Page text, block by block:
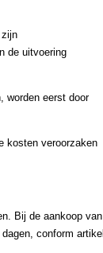
de uitvoering
worden eerst door
kosten veroorzaken
Bij de aankoop van
conform artikel